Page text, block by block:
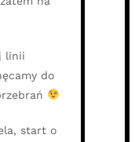
linii
do
start o